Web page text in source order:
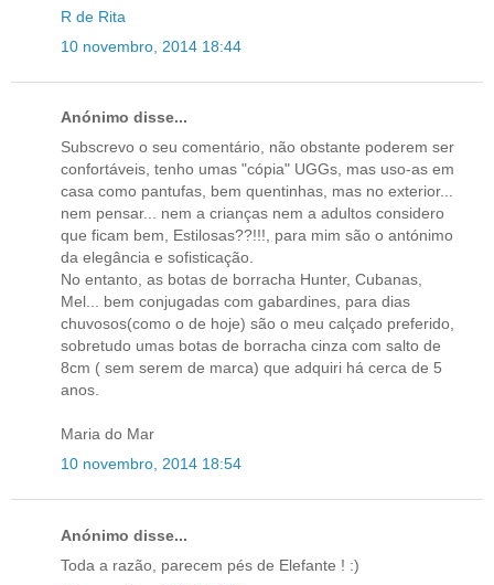
R de Rita
10 novembro, 2014 18:44
Anónimo disse...
Subscrevo o seu comentário, não obstante poderem ser
confortáveis, tenho umas "cópia" UGGs, mas uso-as em
casa como pantufas, bem quentinhas, mas no exterior...
nem pensar... nem a crianças nem a adultos considero
que ficam bem, Estilosas??!!!, para mim são o antónimo
da elegância e sofisticação.
No entanto, as botas de borracha Hunter, Cubanas,
Mel... bem conjugadas com gabardines, para dias
chuvosos(como o de hoje) são o meu calçado preferido,
sobretudo umas botas de borracha cinza com salto de
8cm ( sem serem de marca) que adquiri há cerca de 5
anos.
Maria do Mar
10 novembro, 2014 18:54
Anónimo disse...
Toda a razão, parecem pés de Elefante ! :)